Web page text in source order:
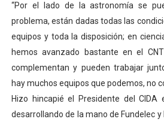
“Por el lado de la astronomía se
problema, están dadas todas las
equipos y toda la disposición; en
hemos avanzado bastante en el
complementan y pueden trabajar
hay muchos equipos que podemos, no
Hizo hincapié el Presidente del
desarrollando de la mano de Fundelec y